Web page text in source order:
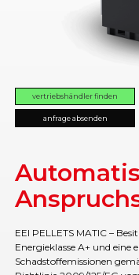
EEI PELLETS MATIC –
Energieklasse A+ und eine
Schadstoffemissionen
vertriebshändler finden
anfrage absenden